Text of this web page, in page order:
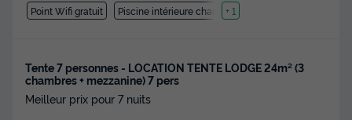
Point Wifi gratuit Piscine intérieure chauffée
+ 1
Tente 7 personnes - LOCATION TENTE LODGE 24m² (3
chambres + mezzanine) 7 pers
Meilleur prix pour 7 nuits